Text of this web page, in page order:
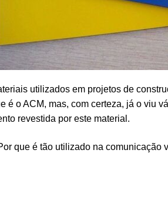
utilizados em projetos de
é o ACM, mas, com certeza, já o viu
revestida por este material.
que é tão utilizado na